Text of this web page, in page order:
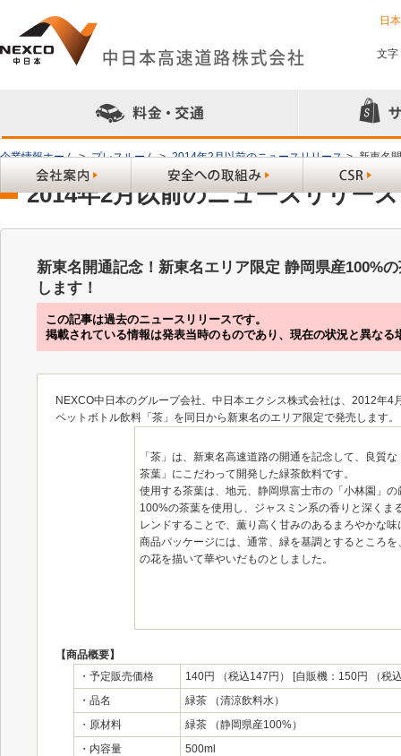
日
文字
企業情報ホーム > プレスルーム > 2014年2月以前のニュースリリース > 新東名
2014年2月以前のニュースリリース
新東名開通記念！新東名エリア限定 静岡県産100%
します！
この記事は過去のニュースリリースです。
掲載されている情報は発表当時のものであり、現在の状況と異なる
NEXCO中日本のグループ会社、中日本エクシス株式会社は、2012年
ペットボトル飲料「茶」を同日から新東名のエリア限定で発売します。
「茶」は、新東名高速道路の開通を記念して、良質
茶葉」にこだわって開発した緑茶飲料です。
使用する茶葉は、地元、静岡県富士市の「小林園」
100%の茶葉を使用し、ジャスミン系の香りと深くま
レンドすることで、薫り高く甘みのあるまろやかな
商品パッケージには、通常、緑を基調とするところ
の花を描いて華やいだものとしました。
【商品概要】
・予定販売価格
140円 （税込147円） [自販機：150円 （税
・品名
緑茶 （清涼飲料水）
・原材料
緑茶 （静岡県産100%）
・内容量
500ml